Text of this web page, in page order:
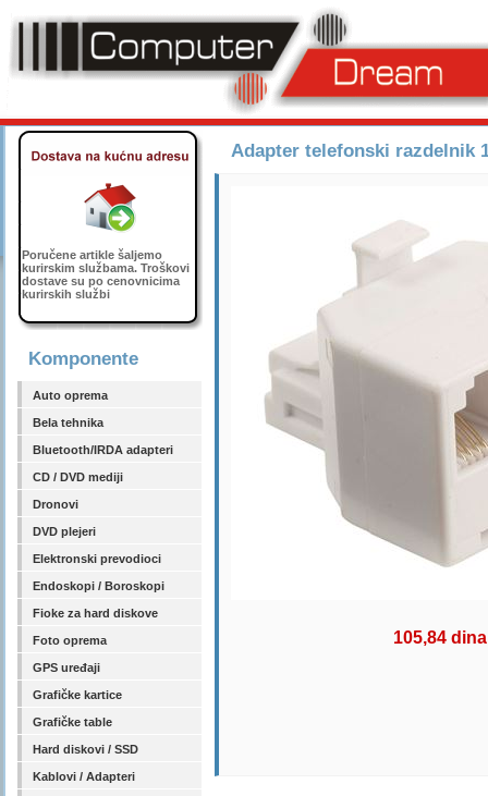
Poručene artikle šaljemo
kurirskim službama. Troškovi
dostave su po cenovnicima
kurirskih službi
Komponente
Auto oprema
Bela tehnika
Bluetooth/IRDA adapteri
CD / DVD mediji
Dronovi
DVD plejeri
Elektronski prevodioci
Endoskopi / Boroskopi
Fioke za hard diskove
Foto oprema
GPS uređaji
Grafičke kartice
Grafičke table
Hard diskovi / SSD
Kablovi / Adapteri
Adapter telefonski razdelnik
105,84